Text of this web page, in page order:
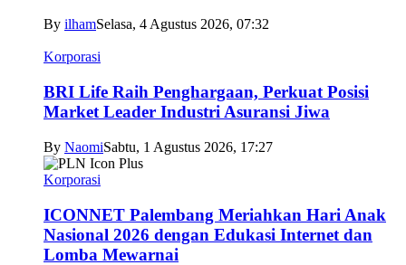
By ilhamSelasa, 4 Agustus 2026, 07:32
Korporasi
BRI Life Raih Penghargaan, Perkuat Posisi
Market Leader Industri Asuransi Jiwa
By NaomiSabtu, 1 Agustus 2026, 17:27
Korporasi
ICONNET Palembang Meriahkan Hari Anak
Nasional 2026 dengan Edukasi Internet dan
Lomba Mewarnai